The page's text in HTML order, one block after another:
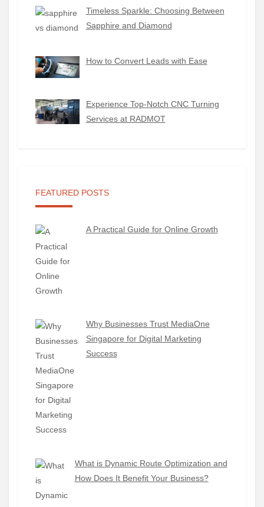
Timeless Sparkle: Choosing Between
Sapphire and Diamond
How to Convert Leads with Ease
Experience Top-Notch CNC Turning
Services at RADMOT
FEATURED POSTS
A Practical Guide for Online Growth
Why Businesses Trust MediaOne
Singapore for Digital Marketing
Success
What is Dynamic Route Optimization and
How Does It Benefit Your Business?